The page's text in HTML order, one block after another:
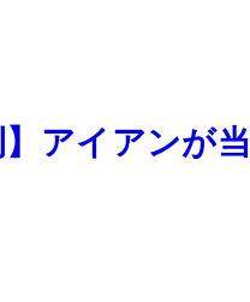
】アイアンが